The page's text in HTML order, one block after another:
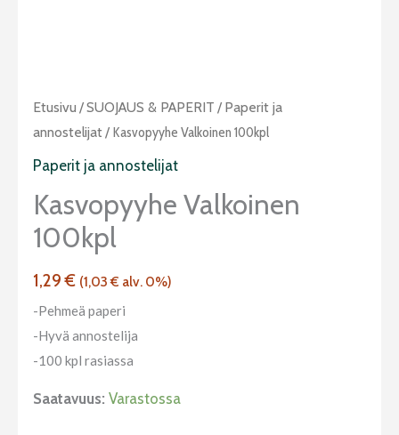
Etusivu /SUOJAUS & PAPERIT / Paperit ja
annostelijat/ Kasvopyyhe Valkoinen 100kpl
Paperit ja annostelijat
Kasvopyyhe Valkoinen
100kpl
1,29€ (1,03€ alv. 0%)
-Pehmeä paperi
-Hyvä annostelija
-100 kpl rasiassa
Saatavuus: Varastossa
Kasvopyyhe
valkoinen
100kpl